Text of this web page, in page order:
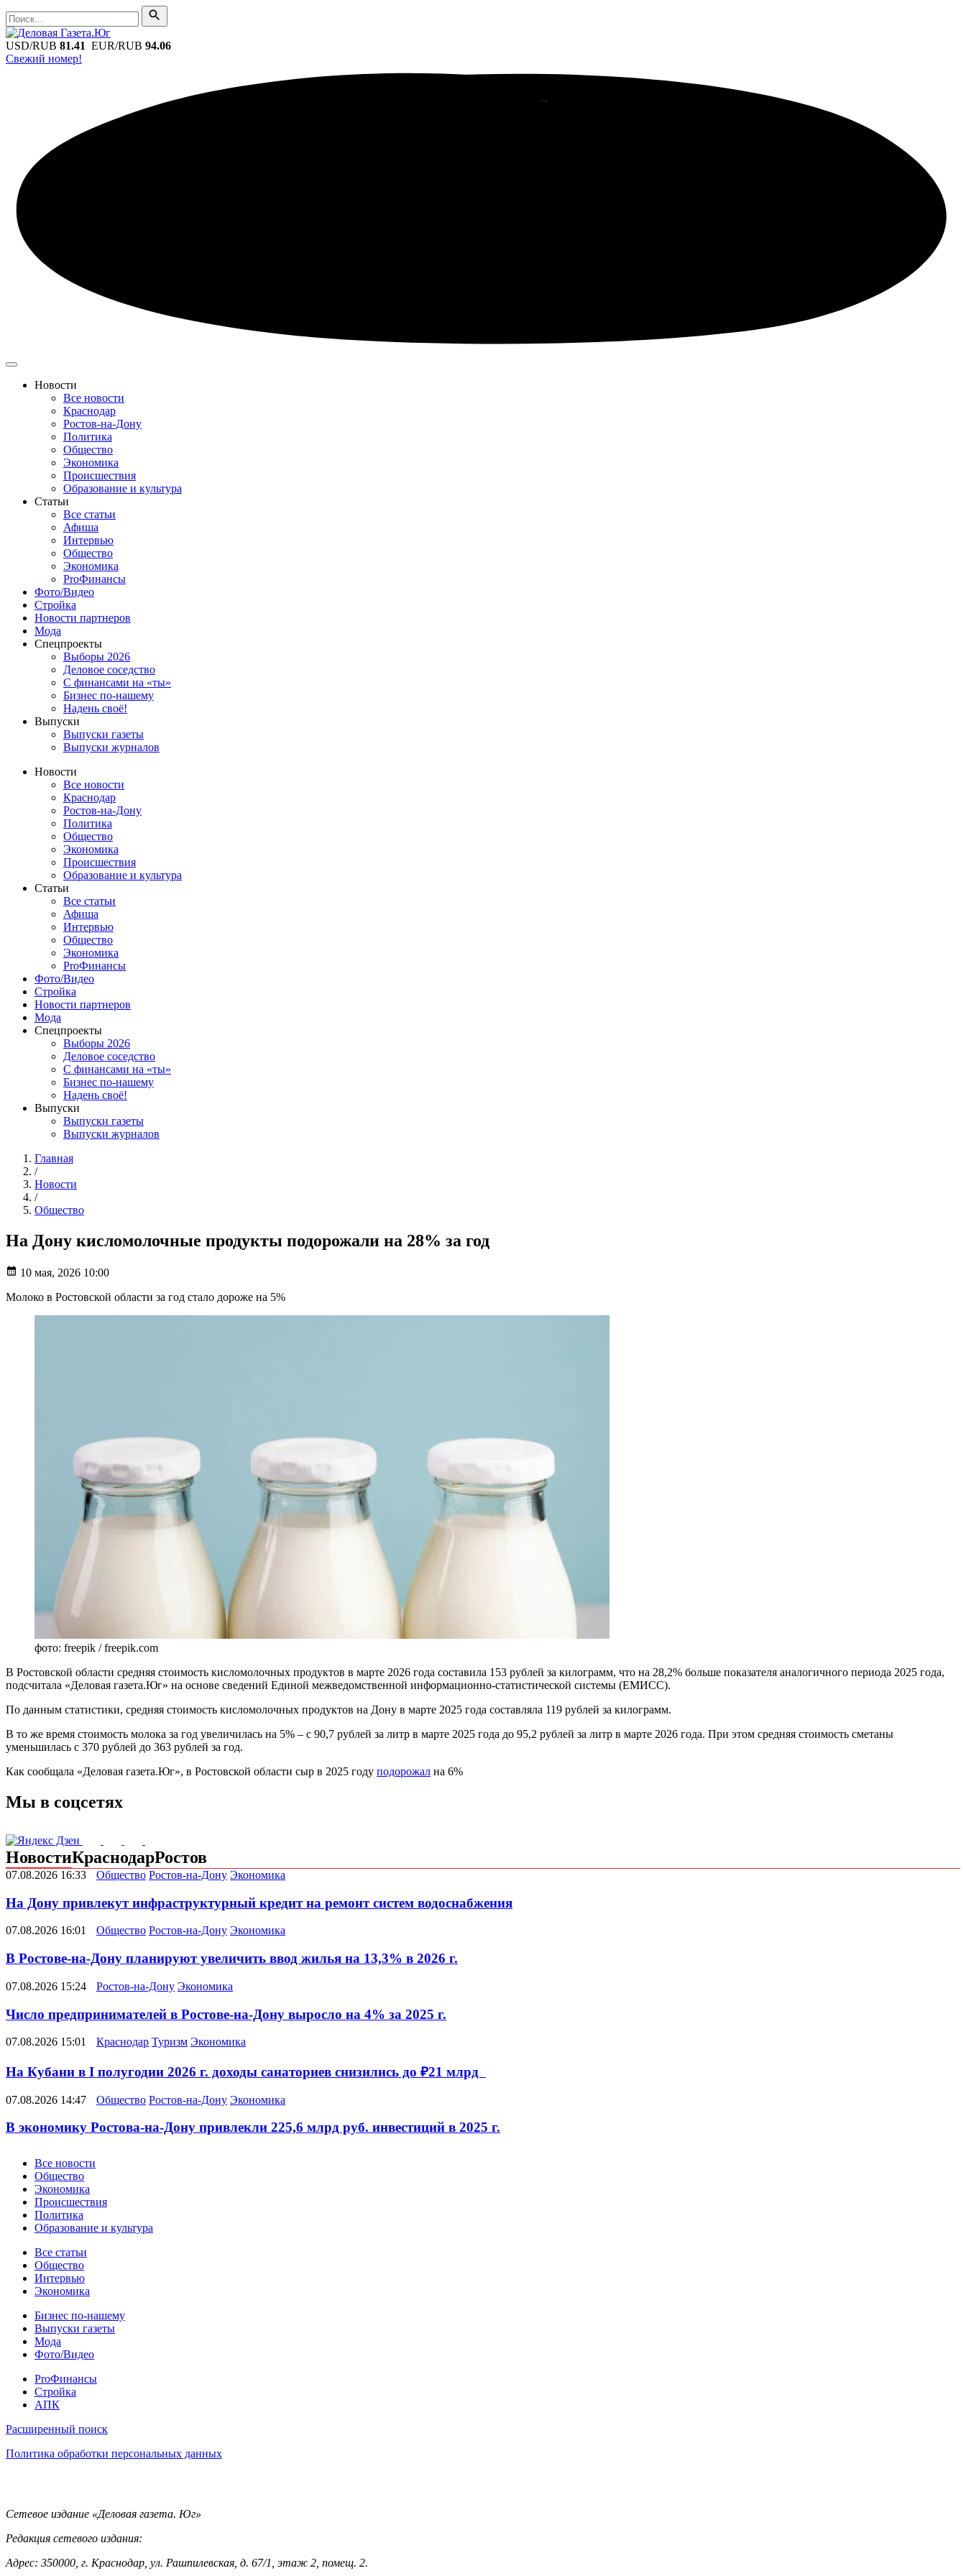
Поиск
Поиск
USD/RUB 81.41 EUR/RUB 94.06
Свежий номер!
Новости
Все новости
Краснодар
Ростов-на-Дону
Политика
Общество
Экономика
Происшествия
Образование и культура
Статьи
Все статьи
Афиша
Интервью
Общество
Экономика
ProФинансы
Фото/Видео
Стройка
Новости партнеров
Мода
Спецпроекты
Выборы 2026
Деловое соседство
С финансами на «ты»
Бизнес по-нашему
Надень своё!
Выпуски
Выпуски газеты
Выпуски журналов
Новости
Все новости
Краснодар
Ростов-на-Дону
Политика
Общество
Экономика
Происшествия
Образование и культура
Статьи
Все статьи
Афиша
Интервью
Общество
Экономика
ProФинансы
Фото/Видео
Стройка
Новости партнеров
Мода
Спецпроекты
Выборы 2026
Деловое соседство
С финансами на «ты»
Бизнес по-нашему
Надень своё!
Выпуски
Выпуски газеты
Выпуски журналов
Главная
/
Новости
/
Общество
На Дону кисломолочные продукты подорожали на 28% за год
10 мая, 2026 10:00
Молоко в Ростовской области за год стало дороже на 5%
фото: freepik / freepik.com
В Ростовской области средняя стоимость кисломолочных продуктов в марте 2026 года составила 153 рублей за килограмм, что на 28,2% больше показателя аналогичного периода 2025 года,
подсчитала «Деловая газета.Юг» на основе сведений Единой межведомственной информационно-статистической системы (ЕМИСС).
По данным статистики, средняя стоимость кисломолочных продуктов на Дону в марте 2025 года составляла 119 рублей за килограмм.
В то же время стоимость молока за год увеличилась на 5% – с 90,7 рублей за литр в марте 2025 года до 95,2 рублей за литр в марте 2026 года. При этом средняя стоимость сметаны
уменьшилась с 370 рублей до 363 рублей за год.
Как сообщала «Деловая газета.Юг», в Ростовской области сыр в 2025 году подорожал на 6%
Мы в соцсетях
НовостиКраснодарРостов
07.08.2026 16:33 Общество Ростов-на-Дону Экономика
На Дону привлекут инфраструктурный кредит на ремонт систем водоснабжения
07.08.2026 16:01 Общество Ростов-на-Дону Экономика
В Ростове-на-Дону планируют увеличить ввод жилья на 13,3% в 2026 г.
07.08.2026 15:24 Ростов-на-Дону Экономика
Число предпринимателей в Ростове-на-Дону выросло на 4% за 2025 г.
07.08.2026 15:01 Краснодар Туризм Экономика
На Кубани в I полугодии 2026 г. доходы санаториев снизились до ₽21 млрд
07.08.2026 14:47 Общество Ростов-на-Дону Экономика
В экономику Ростова-на-Дону привлекли 225,6 млрд руб. инвестиций в 2025 г.
Новости
Все новости
Общество
Экономика
Происшествия
Политика
Образование и культура
Статьи
Все статьи
Общество
Интервью
Экономика
Разное
Бизнес по-нашему
Выпуски газеты
Мода
Фото/Видео
Pro
ProФинансы
Стройка
АПК
Информация
Расширенный поиск
Политика обработки персональных данных
Контакты
Сетевое издание «Деловая газета. Юг»
Редакция сетевого издания:
Адрес: 350000, г. Краснодар, ул. Рашпилевская, д. 67/1, этаж 2, помещ. 2.